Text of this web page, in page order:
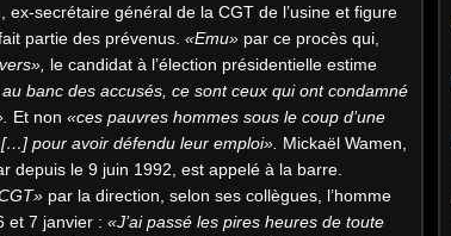
ex-secrétaire général de la CGT de l’usine et figure
partie des prévenus. «Emu» par ce procès qui,
le candidat à l’élection présidentielle estime
banc des accusés, ce sont ceux qui ont condamné
Et non «ces pauvres hommes sous le coup d’une
pour avoir défendu leur emploi». Mickaël Wamen,
depuis le 9 juin 1992, est appelé à la barre.
par la direction, selon ses collègues, l’homme
et 7 janvier : «J’ai passé les pires heures de toute